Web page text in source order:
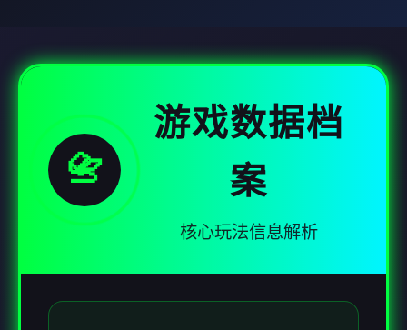
📇
游戏数据档
案
核心玩法信息解析